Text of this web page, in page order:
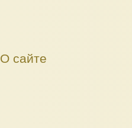
О сайте